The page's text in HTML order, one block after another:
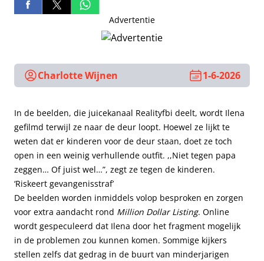
Advertentie
Charlotte Wijnen 1-6-2026
In de beelden, die juicekanaal Realityfbi deelt, wordt Ilena
gefilmd terwijl ze naar de deur loopt. Hoewel ze lijkt te
weten dat er kinderen voor de deur staan, doet ze toch
open in een weinig verhullende outfit. ,,Niet tegen papa
zeggen… Of juist wel…”, zegt ze tegen de kinderen.
‘Riskeert gevangenisstraf’
De beelden worden inmiddels volop besproken en zorgen
voor extra aandacht rond Million Dollar Listing. Online
wordt gespeculeerd dat Ilena door het fragment mogelijk
in de problemen zou kunnen komen. Sommige kijkers
stellen zelfs dat gedrag in de buurt van minderjarigen